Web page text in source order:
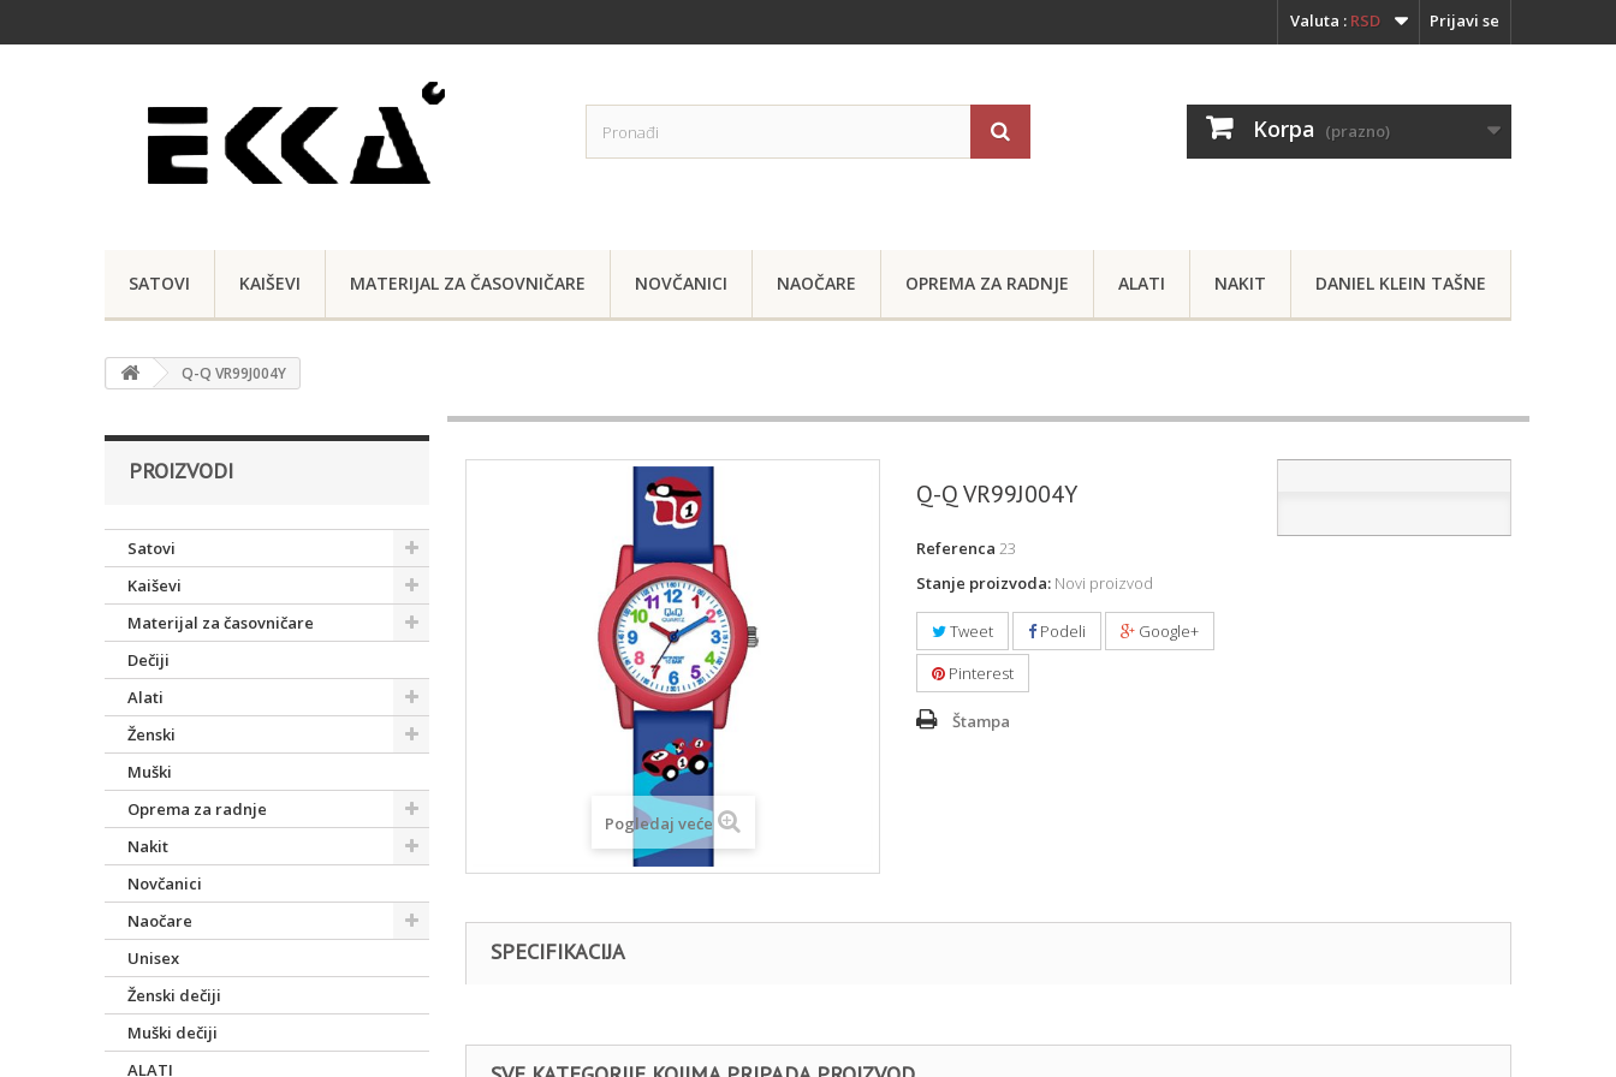
Prijavi se
Valuta : RSD
Korpa (prazno)
SATOVI KAIŠEVI MATERIJAL ZA ČASOVNIČARE NOVČANICI NAOČARE OPREMA ZA RADNJE ALATI NAKIT DANIEL KLEIN TAŠNE
Q-Q VR99J004Y
PROIZVODI
Satovi
Kaiševi
Materijal za časovničare
Dečiji
Alati
Ženski
Muški
Oprema za radnje
Nakit
Novčanici
Naočare
Unisex
Ženski dečiji
Muški dečiji
ALATI
Pogledaj veće
Q-Q VR99J004Y
Referenca 23
Stanje proizvoda: Novi proizvod
Tweet Podeli
Google+
Pinterest
Štampa
SPECIFIKACIJA